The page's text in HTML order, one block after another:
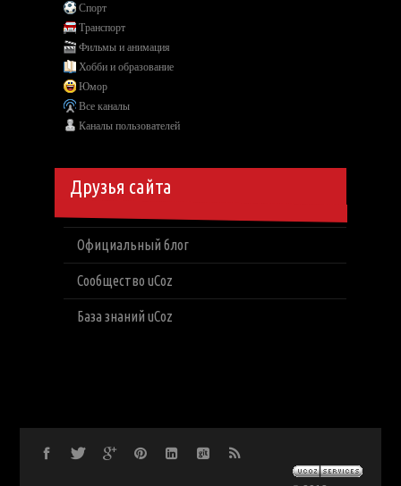
Спорт
Транспорт
Фильмы и анимация
Хобби и образование
Юмор
Все каналы
Каналы пользователей
Друзья сайта
Официальный блог
Сообщество uCoz
База знаний uCoz